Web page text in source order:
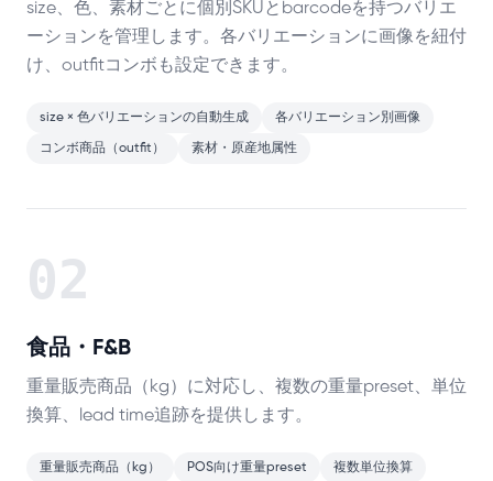
size、色、素材ごとに個別SKUとbarcodeを持つバリエ
ーションを管理します。各バリエーションに画像を紐付
け、outfitコンボも設定できます。
size × 色バリエーションの自動生成 各バリエーション別画像
コンボ商品（outfit） 素材・原産地属性
02
食品・F&B
重量販売商品（kg）に対応し、複数の重量preset、単位
換算、lead time追跡を提供します。
重量販売商品（kg） POS向け重量preset 複数単位換算